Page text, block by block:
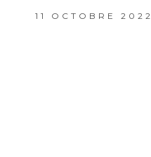
11 OCTOBRE 2022